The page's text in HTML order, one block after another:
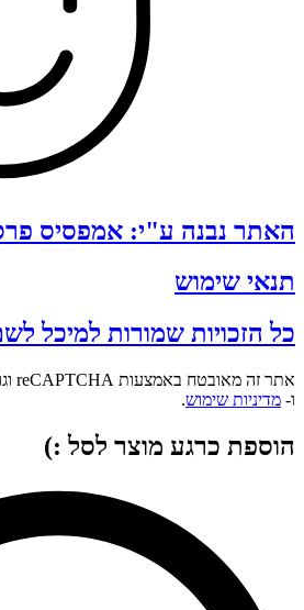
האתר נבנה ע"י: אמפסיס
תנאי שימוש
כל הזכויות שמורות למיכל
אתר זה מאובטח באמצעות reCAPTCHA וגוגל בכפוף
ו- מדיניות שימוש.
הוספת כרגע מוצר לסל :)